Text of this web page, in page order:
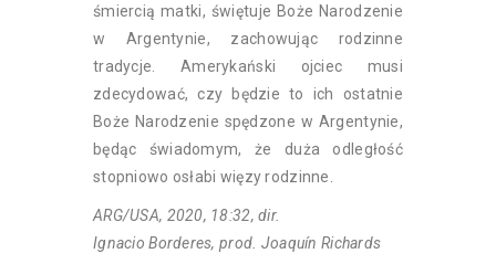
śmiercią matki, świętuje Boże Narodzenie
w Argentynie, zachowując rodzinne
tradycje. Amerykański ojciec musi
zdecydować, czy będzie to ich ostatnie
Boże Narodzenie spędzone w Argentynie,
będąc świadomym, że duża odległość
stopniowo osłabi więzy rodzinne.
ARG/USA, 2020, 18:32, dir.
Ignacio Borderes, prod. Joaquín Richards